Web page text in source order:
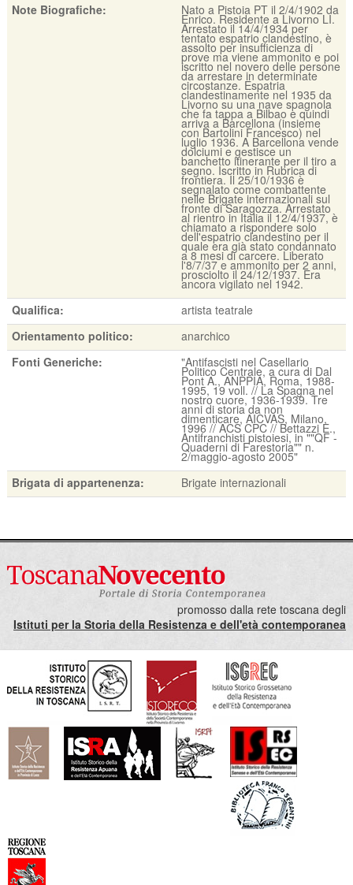
Note Biografiche: Nato a Pistoia PT il 2/4/1902 da
Enrico. Residente a Livorno LI.
Arrestato il 14/4/1934 per
tentato espatrio clandestino, è
assolto per insufficienza di
prove ma viene ammonito e poi
iscritto nel novero delle persone
da arrestare in determinate
circostanze. Espatria
clandestinamente nel 1935 da
Livorno su una nave spagnola
che fa tappa a Bilbao e quindi
arriva a Barcellona (insieme
con Bartolini Francesco) nel
luglio 1936. A Barcellona vende
dolciumi e gestisce un
banchetto itinerante per il tiro a
segno. Iscritto in Rubrica di
frontiera. Il 25/10/1936 è
segnalato come combattente
nelle Brigate internazionali sul
fronte di Saragozza. Arrestato
al rientro in Italia il 12/4/1937, è
chiamato a rispondere solo
dell'espatrio clandestino per il
quale era già stato condannato
a 8 mesi di carcere. Liberato
l'8/7/37 e ammonito per 2 anni,
prosciolto il 24/12/1937. Era
ancora vigilato nel 1942.
Qualifica:
artista teatrale
Orientamento politico:
anarchico
Fonti Generiche:
"Antifascisti nel Casellario
Politico Centrale, a cura di Dal
Pont A., ANPPIA, Roma, 1988-
1995, 19 voll. // La Spagna nel
nostro cuore, 1936-1939. Tre
anni di storia da non
dimenticare, AICVAS, Milano,
1996 // ACS CPC // Bettazzi E.,
Antifranchisti pistoiesi, in ""QF -
Quaderni di Farestoria"" n.
2/maggio-agosto 2005"
Brigata di appartenenza:
Brigate internazionali
promosso dalla rete toscana degli
Istituti per la Storia della Resistenza e dell'età contemporanea